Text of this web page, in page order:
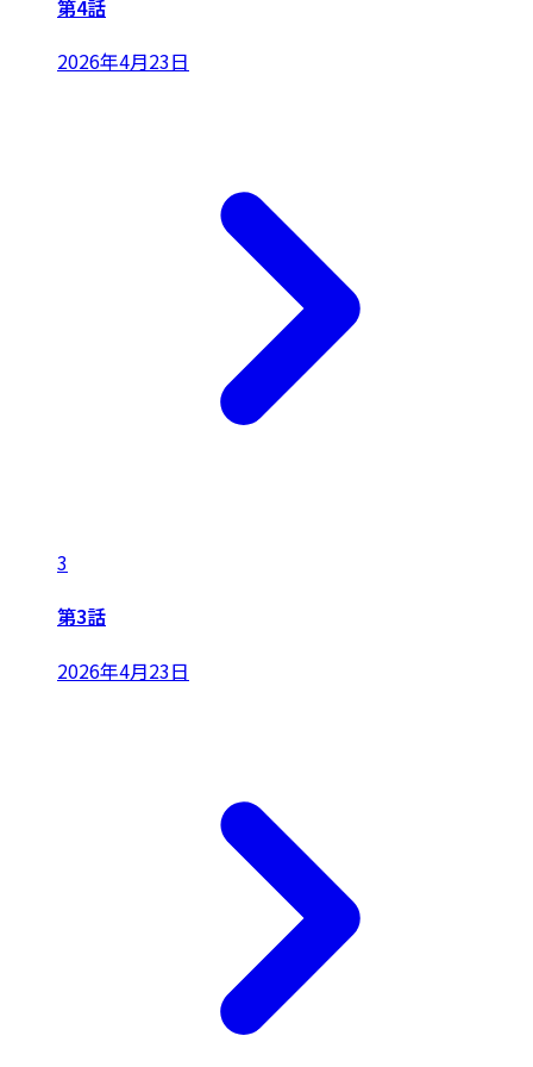
第4話
2026年4月23日
3
第3話
2026年4月23日